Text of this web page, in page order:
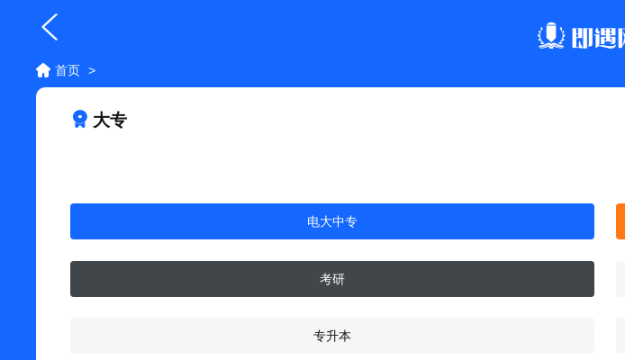
首页 >
大专
电大中专
考研
专升本